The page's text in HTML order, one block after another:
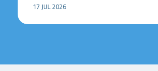
17 JUL 2026